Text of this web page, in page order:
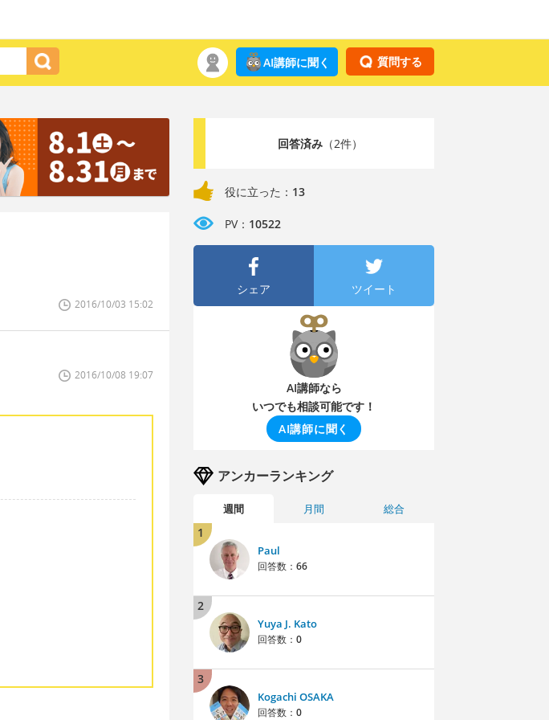
質問する
AI講師に聞く
2016/10/03 15:02
2016/10/08 19:07
回答済み（2件）
役に立った： 13
PV： 10522
シェア ツイート
AI講師なら
いつでも相談可能です！
AI講師に聞く
アンカーランキング
週間 月間 総合
1
Paul
回答数： 66
2
Yuya J. Kato
回答数： 0
3
Kogachi OSAKA
回答数： 0